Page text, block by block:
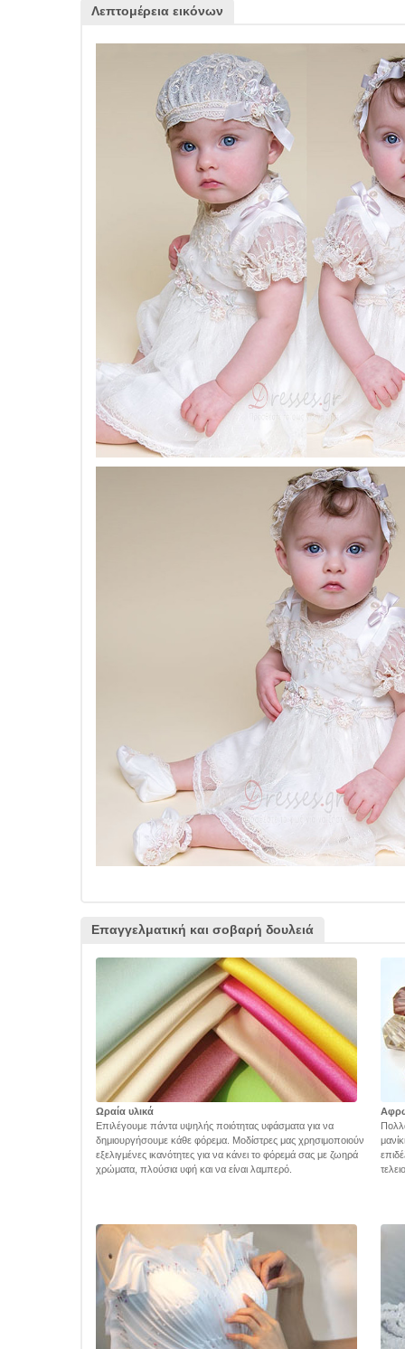
Λεπτομέρεια εικόνων
Επαγγελματική και σοβαρή δουλειά
Ωραία υλικά
Επιλέγουμε πάντα υψηλής ποιότητας υφάσματα για να
δημιουργήσουμε κάθε φόρεμα. Μοδίστρες μας χρησιμοποιούν
εξελιγμένες ικανότητες για να κάνει το φόρεμά σας με ζωηρά
χρώματα, πλούσια υφή και να είναι λαμπερό.